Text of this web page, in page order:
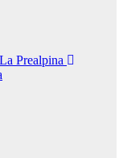
Prealpina